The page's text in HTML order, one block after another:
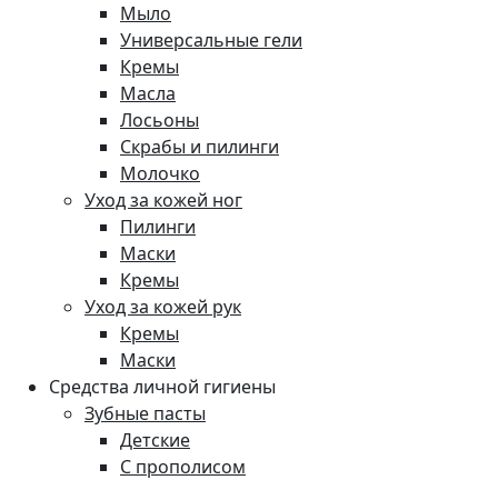
Мыло
Универсальные гели
Кремы
Масла
Лосьоны
Скрабы и пилинги
Молочко
Уход за кожей ног
Пилинги
Маски
Кремы
Уход за кожей рук
Кремы
Маски
Средства личной гигиены
Зубные пасты
Детские
С прополисом